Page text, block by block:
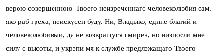
верою совершенною, Твоего неизреченнаго человеколюбия сам,
яко раб греха, неискусен буду. Ни, Владыко, едине благий и
человеколюбивый, да не возвращуся смирен, но низпосли мне
силу с высоты, и укрепи мя к службе предлежащаго Твоего